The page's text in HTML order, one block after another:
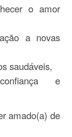
o amor
a novas
saudáveis,
e
amado(a) de